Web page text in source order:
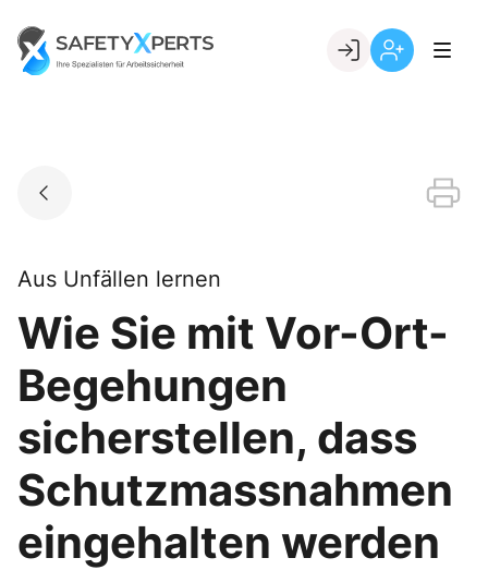
content
Go to landing page.
Aus Unfällen lernen
Wie Sie mit Vor-Ort-
Begehungen
sicherstellen, dass
Schutzmassnahmen
eingehalten werden